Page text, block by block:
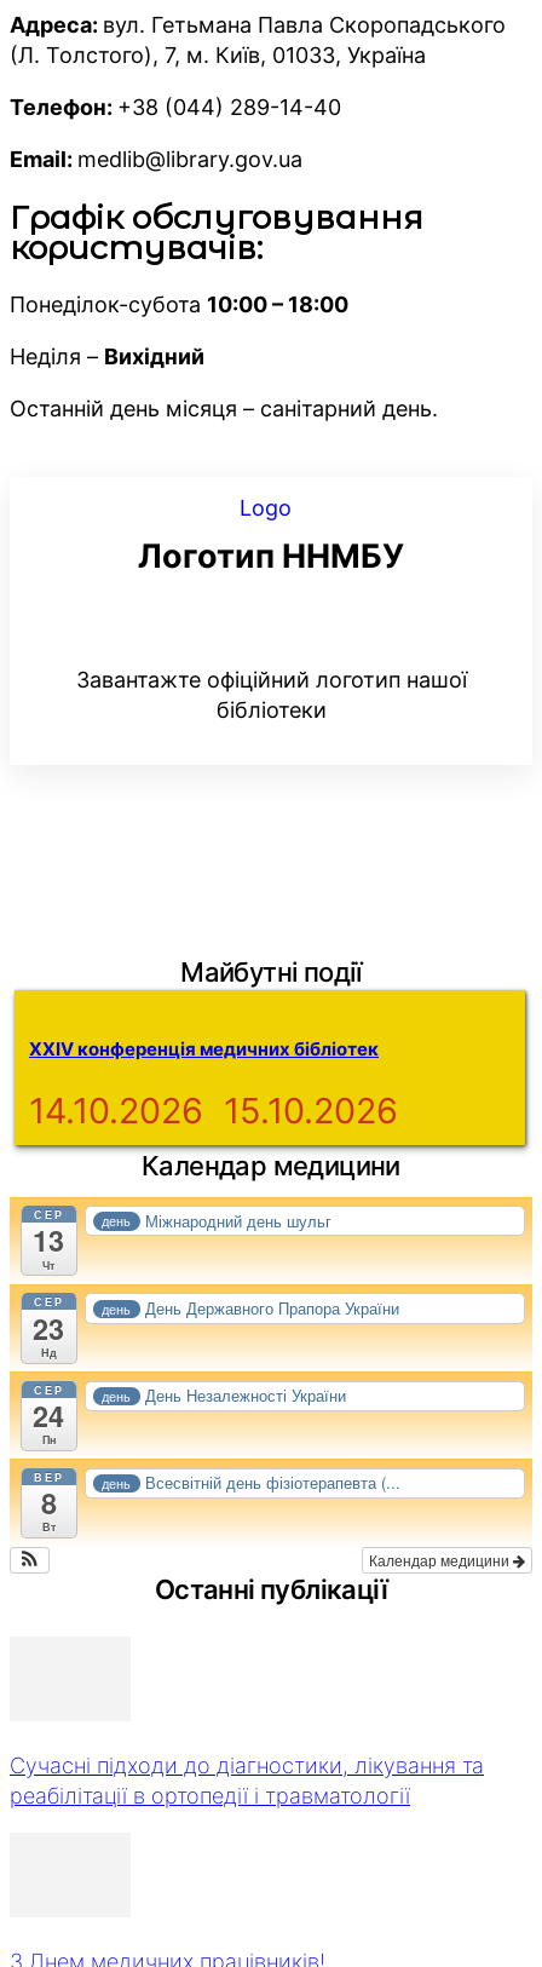
Адреса: вул. Гетьмана Павла Скоропадського
(Л. Толстого), 7, м. Київ, 01033, Україна
Телефон: +38 (044) 289-14-40
Email: medlib@library.gov.ua
Графік обслуговування
користувачів:
Понеділок-субота 10:00 – 18:00
Неділя – Вихідний
Останній день місяця – санітарний день.
Logo
Логотип ННМБУ
Завантажте офіційний логотип нашої
бібліотеки
Майбутні події
XXIV конференція медичних бібліотек
14.10.2026 15.10.2026
Календар медицини
СЕР
13
Чт
день Міжнародний день шульг
СЕР
23
Нд
день День Державного Прапора України
СЕР
24
Пн
день День Незалежності України
ВЕР
8
Вт
день Всесвітній день фізіотерапевта (...
Календар медицини
Останні публікації
Сучасні підходи до діагностики, лікування та
реабілітації в ортопедії і травматології
З Днем медичних працівників!